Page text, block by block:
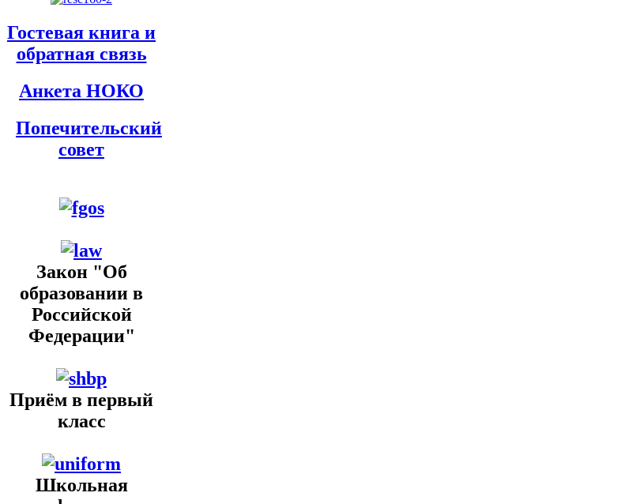
Гостевая книга и
обратная связь
Анкета НОКО
Попечительский
совет
Закон "Об
образовании в
Российской
Федерации"
Приём в первый
класс
Школьная